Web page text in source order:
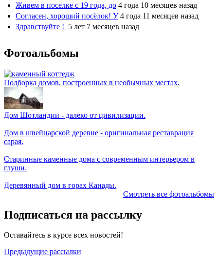
Живем в поселке с 19 года, до 4 года 10 месяцев назад
Согласен, хороший посёлок! У 4 года 11 месяцев назад
Здравствуйте ! 5 лет 7 месяцев назад
Фотоальбомы
Подборка домов, построенных в необычных местах.
Дом Шотландии - далеко от цивилизации.
Дом в швейцарской деревне - оригинальная реставрация
сарая.
Старинные каменные дома с современным интерьером в
глуши.
Деревянный дом в горах Канады.
Смотреть все фотоальбомы
Подписаться на рассылку
Оставайтесь в курсе всех новостей!
Предыдущие рассылки